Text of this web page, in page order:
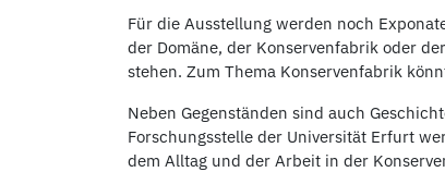
Für die Ausstellung werden noch
der Domäne, der Konservenfabrik oder
stehen. Zum Thema Konservenfabrik
Neben Gegenständen sind auch
Forschungsstelle der Universität Erfurt
dem Alltag und der Arbeit in der